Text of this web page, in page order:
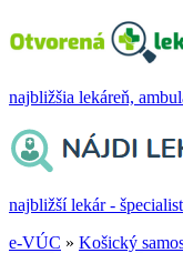
najbližšia lekáreň,
najbližší lekár -
e-VÚC » Košický